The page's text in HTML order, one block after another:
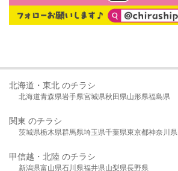
北海道・東北 のチラシ
北海道青森県岩手県宮城県秋田県山形県福島県
関東 のチラシ
茨城県栃木県群馬県埼玉県千葉県東京都神奈川県
甲信越・北陸 のチラシ
新潟県富山県石川県福井県山梨県長野県